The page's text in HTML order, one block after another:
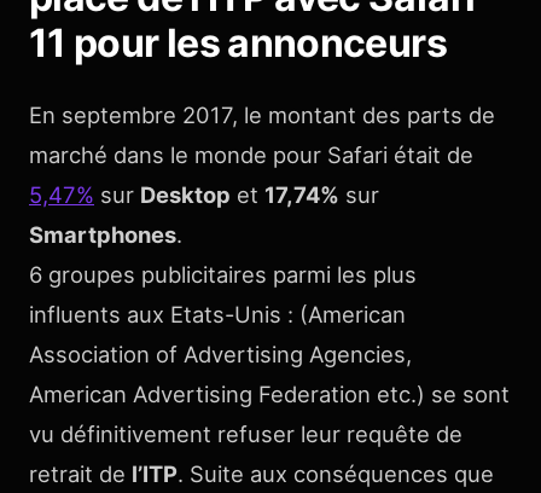
11 pour les annonceurs
En septembre 2017, le montant des parts de
marché dans le monde pour Safari était de
5,47% sur Desktop et 17,74% sur
Smartphones.
6 groupes publicitaires parmi les plus
influents aux Etats-Unis : (American
Association of Advertising Agencies,
American Advertising Federation etc.) se sont
vu définitivement refuser leur requête de
retrait de l’ITP. Suite aux conséquences que